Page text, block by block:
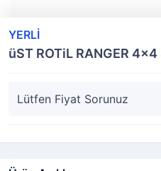
YERLİ
üST ROTiL RANGER
Lütfen Fiyat Sorunuz